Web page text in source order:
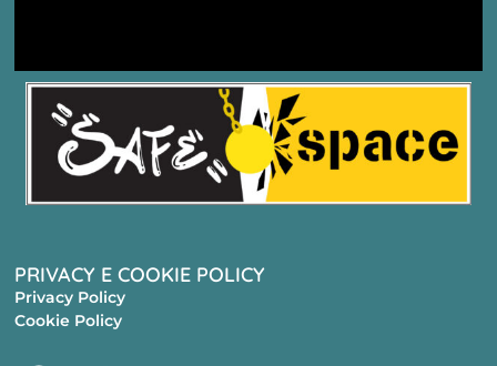
PRIVACY E COOKIE POLICY
Privacy Policy
Cookie Policy